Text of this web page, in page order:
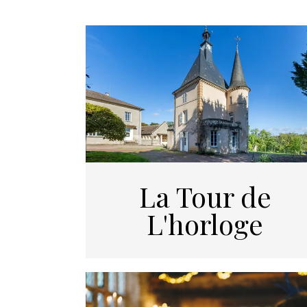
La Tour de
L'horloge